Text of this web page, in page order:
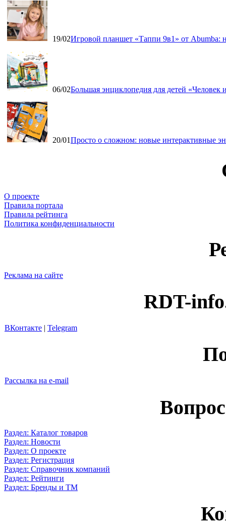
19/02Игровой планшет «Таппи 9в1» от Abumba:
06/02Большая энциклопедия для детей
20/01Просто о сложном: новые интерактивные
О проекте
Правила портала
Правила рейтинга
Политика конфиденциальности
Реклама на сайте
RDT-
ВКонтакте | Telegram
Рассылка на e-mail
Раздел: Каталог товаров
Раздел: Новости
Раздел: О проекте
Раздел: Регистрация
Раздел: Справочник компаний
Раздел: Рейтинги
Раздел: Бренды и ТМ